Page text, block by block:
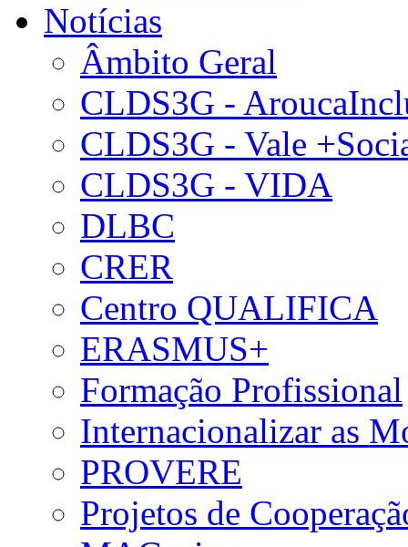
Notícias
Âmbito Geral
CLDS3G -
CLDS3G - Vale
CLDS3G - VIDA
DLBC
CRER
Centro QUALIFICA
ERASMUS+
Formação Profissional
Internacionalizar as
PROVERE
Projetos de